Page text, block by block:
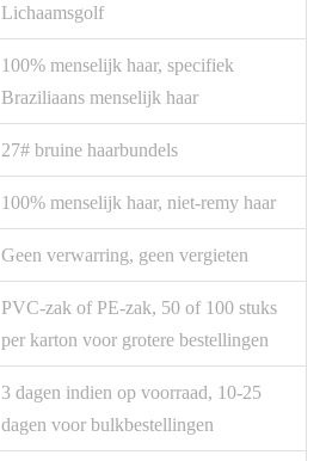
Lichaamsgolf
100% menselijk haar, specifiek
Braziliaans menselijk haar
27# bruine haarbundels
100% menselijk haar, niet-remy haar
Geen verwarring, geen vergieten
PVC-zak of PE-zak, 50 of 100 stuks
per karton voor grotere bestellingen
3 dagen indien op voorraad, 10-25
dagen voor bulkbestellingen